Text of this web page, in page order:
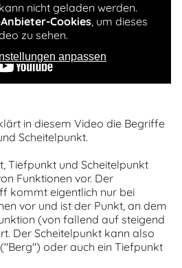
nicht geladen werden.
Cookies, um dieses
zu sehen.
anpassen
in diesem Video die Begriffe
Scheitelpunkt.
Tiefpunkt und Scheitelpunkt
Funktionen vor. Der
kommt eigentlich nur bei
vor und ist der Punkt, an dem
(von fallend auf steigend
Der Scheitelpunkt kann also
oder auch ein Tiefpunkt